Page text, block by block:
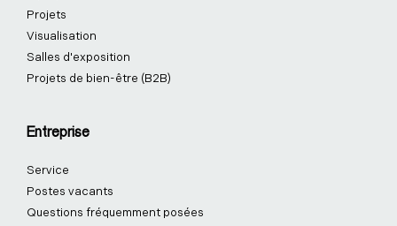
Projets
Visualisation
Salles d'exposition
Projets de bien-être (B2B)
Entreprise
Service
Postes vacants
Questions fréquemment posées